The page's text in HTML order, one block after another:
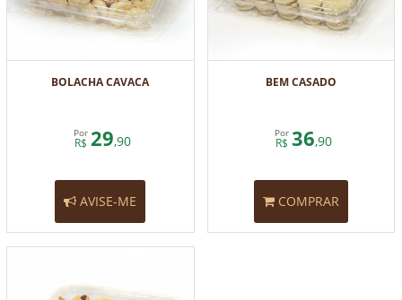
BOLACHA CAVACA
Por
R$ 29,90
AVISE-ME
BEM CASADO
Por
R$ 36,90
COMPRAR